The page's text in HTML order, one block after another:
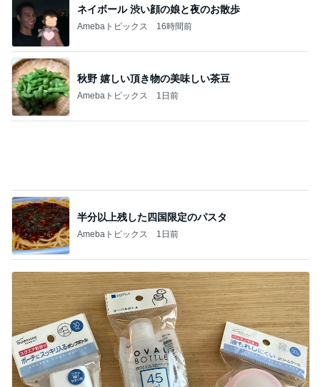
秋野 嬉しい頂き物の美味しい茶豆
Amebaトピックス 1日前
半分以上残した四国限定のパスタ
Amebaトピックス 1日前
100均ハシゴして見つけた理想の容器
Amebaトピックス 1日前
記事を読む